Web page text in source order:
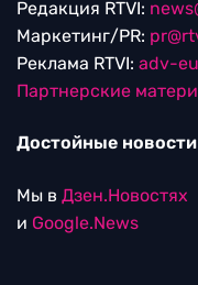
Редакция RTVI:
Маркетинг/PR:
Реклама RTVI: adv-
Партнерские
Достойные новости
Мы в Дзен.Новостях
и Google.News